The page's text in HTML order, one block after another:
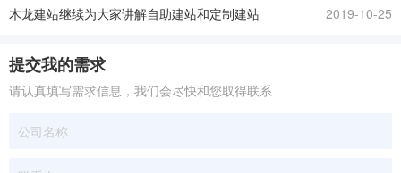
木龙建站继续为大家讲解自助建站和定制建站
2019-10-25
提交我的需求
请认真填写需求信息，我们会尽快和您取得联系